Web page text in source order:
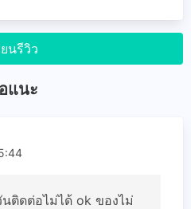
นรีวิว
แนะ
ติดต่อไม่ได้ ok ของไม่